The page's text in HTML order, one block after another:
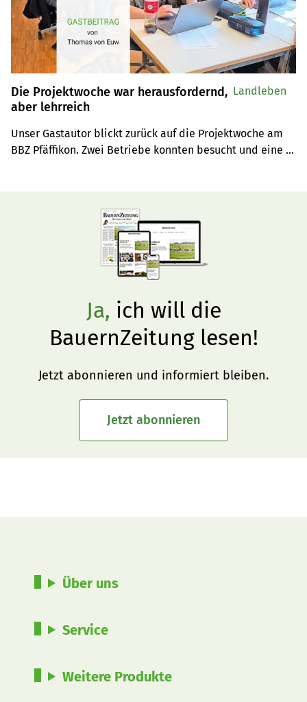
Die Projektwoche war herausfordernd,
aber lehrreich
Unser Gastautor blickt zurück auf die Projektwoche am
BBZ Pfäffikon. Zwei Betriebe konnten besucht und eine
Landleben
Ja, ich will die
BauernZeitung lesen!
Jetzt abonnieren und informiert bleiben.
Jetzt abonnieren
Über uns
Service
Weitere Produkte